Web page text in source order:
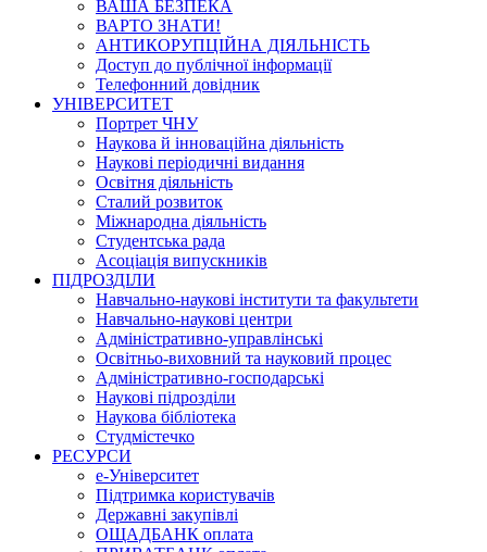
ВАША БЕЗПЕКА
ВАРТО ЗНАТИ!
АНТИКОРУПЦІЙНА ДІЯЛЬНІСТЬ
Доступ до публічної інформації
Телефонний довідник
УНІВЕРСИТЕТ
Портрет ЧНУ
Наукова й інноваційна діяльність
Наукові періодичні видання
Освітня діяльність
Сталий розвиток
Міжнародна діяльність
Студентська рада
Асоціація випускників
ПІДРОЗДІЛИ
Навчально-наукові інститути та факультети
Навчально-наукові центри
Адміністративно-управлінські
Освітньо-виховний та науковий процес
Адміністративно-господарські
Наукові підрозділи
Наукова бібліотека
Студмістечко
РЕСУРСИ
е-Університет
Підтримка користувачів
Державні закупівлі
ОЩАДБАНК оплата